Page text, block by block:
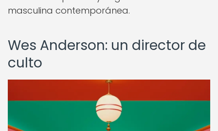
masculina contemporánea.
Wes Anderson: un director de
culto